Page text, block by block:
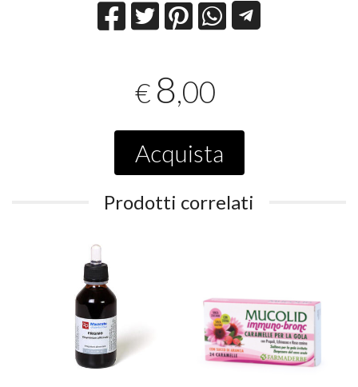
€ 8,00
Acquista
Prodotti correlati